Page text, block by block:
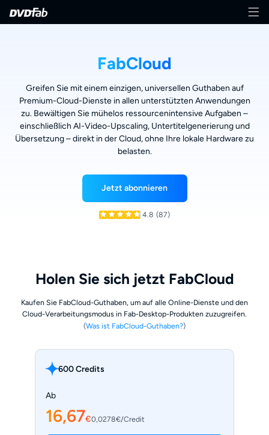
FabCloud
Greifen Sie mit einem einzigen, universellen Guthaben auf
Premium-Cloud-Dienste in allen unterstützten Anwendungen
zu. Bewältigen Sie mühelos ressourcenintensive Aufgaben –
einschließlich AI-Video-Upscaling, Untertitelgenerierung und
Übersetzung – direkt in der Cloud, ohne Ihre lokale Hardware zu
belasten.
Jetzt abonnieren
4.8 (87)
Holen Sie sich jetzt FabCloud
Kaufen Sie FabCloud-Guthaben, um auf alle Online-Dienste und den
Cloud-Verarbeitungsmodus in Fab-Desktop-Produkten zuzugreifen.
(Was ist FabCloud-Guthaben?)
600 Credits
Ab
16,67€0,0278€/Credit